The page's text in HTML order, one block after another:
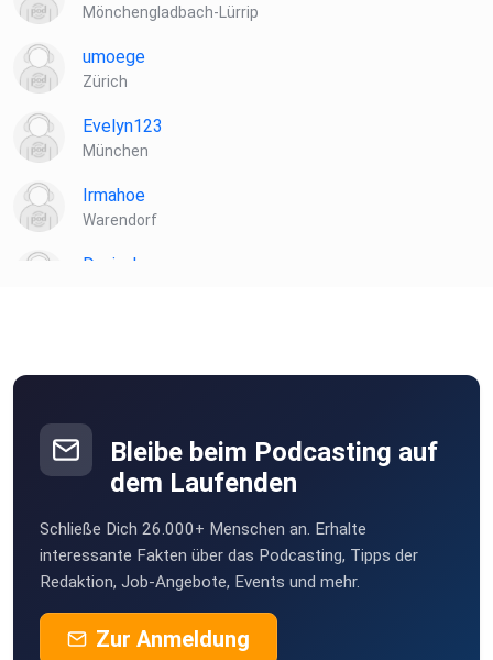
sofort. LINK
utm_source=influencer&utm_medium=instagram&utm_ca
mpaign=stephaniehielscher&utm_content=optical
Mönchengladbach-Lürrip
umoege
Zürich
Evelyn123
München
Irmahoe
Warendorf
Danisahne
Bleibe beim Podcasting auf
dem Laufenden
Schließe Dich 26.000+ Menschen an. Erhalte
interessante Fakten über das Podcasting, Tipps der
Redaktion, Job-Angebote, Events und mehr.
Zur Anmeldung